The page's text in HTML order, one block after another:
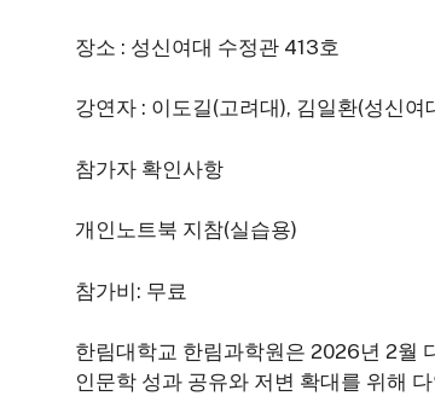
장소 : 성신여대 수정관 413호
강연자 : 이도길(고려대), 김일환(성신여
참가자 확인사항
개인노트북 지참(실습용)
참가비: 무료
한림대학교 한림과학원은 2026년 2월
인문학 성과 공유와 저변 확대를 위해